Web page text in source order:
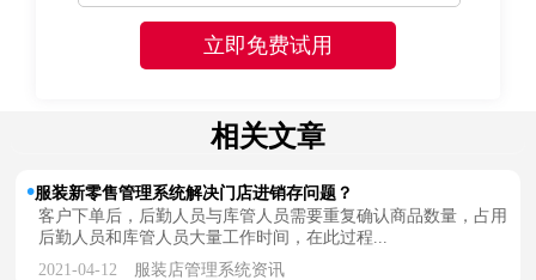
相关文章
服装新零售管理系统解决门店进销存问题？
客户下单后，后勤人员与库管人员需要重复确认商品数量，占用
后勤人员和库管人员大量工作时间，在此过程...
2021-04-12 服装店管理系统资讯